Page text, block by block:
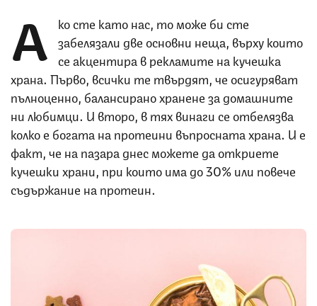
А
ко сте като нас, то може би сте
забелязали две основни неща, върху които
се акцентира в рекламите на кучешка
храна. Първо, всички те твърдят, че осигуряват
пълноценно, балансирано хранене за домашните
ни любимци. И второ, в тях винаги се отбелязва
колко е богата на протеини въпросната храна. И е
факт, че на пазара днес можете да откриете
кучешки храни, при които има до 30% или повече
съдържание на протеин.